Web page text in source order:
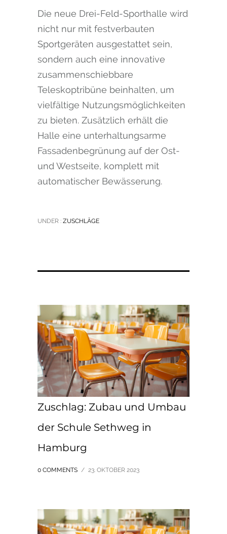
Die neue Drei-Feld-Sporthalle wird
nicht nur mit festverbauten
Sportgeräten ausgestattet sein,
sondern auch eine innovative
zusammenschiebbare
Teleskoptribüne beinhalten, um
vielfältige Nutzungsmöglichkeiten
zu bieten. Zusätzlich erhält die
Halle eine unterhaltungsarme
Fassadenbegrünung auf der Ost-
und Westseite, komplett mit
automatischer Bewässerung.
UNDER : ZUSCHLÄGE
Zuschlag: Zubau und Umbau
der Schule Sethweg in
Hamburg
0 COMMENTS / 23. OKTOBER 2023